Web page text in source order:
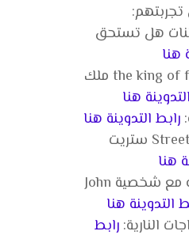
هل تستحق
هنا
🎮 لعبة the king of fighters 15 ملك
هنا
رابط التدوينة هنا
🎮 لعبة Street fighter 5 ستريت
هنا
🎮 لعبة Sifu سيفو مع شخصية John
التدوينة هنا
النارية: رابط